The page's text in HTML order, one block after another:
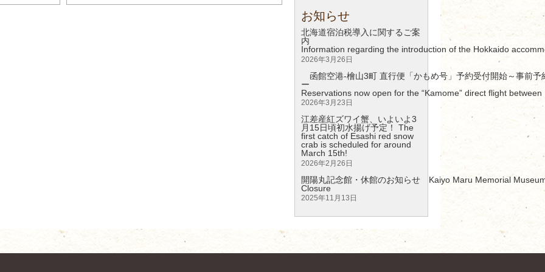
お知らせ
北海道宿泊税導入に関するご案
Information regarding the introduction of the Hokkaido
2026年3月26日
函館空港-檜山3町 直行便「かもめ号」予約受付開始～事前予
Reservations now open for the “Kamome” direct flight
2026年3月23日
江差産紅ズワイ蟹、いよいよ3
月15日頃初水揚げ予定！ The
first catch of Esashi red snow
crab is scheduled for around
March 15th!
2026年2月26日
開陽丸記念館・休館のお知らせ Kaiyo Maru Memorial
2025年11月13日